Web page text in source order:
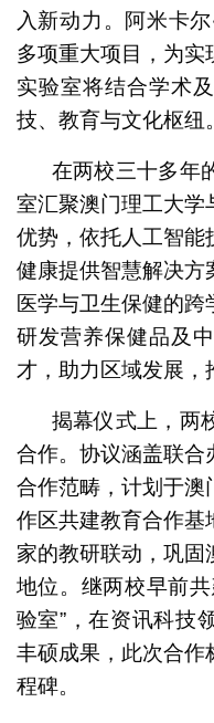
入新动力。阿米卡
多项重大项目，为实
实验室将结合学术
技、教育与文化枢纽。
在两校三十多年
室汇聚澳门理工大学
优势，依托人工智能
健康提供智慧解决方
医学与卫生保健的
研发营养保健品及
才，助力区域发展，
揭幕仪式上，两
合作。协议涵盖联合
合作范畴，计划于澳
作区共建教育合作基
家的教研联动，巩固
地位。继两校早前
验室”，在资讯科技
丰硕成果，此次合作
程碑。